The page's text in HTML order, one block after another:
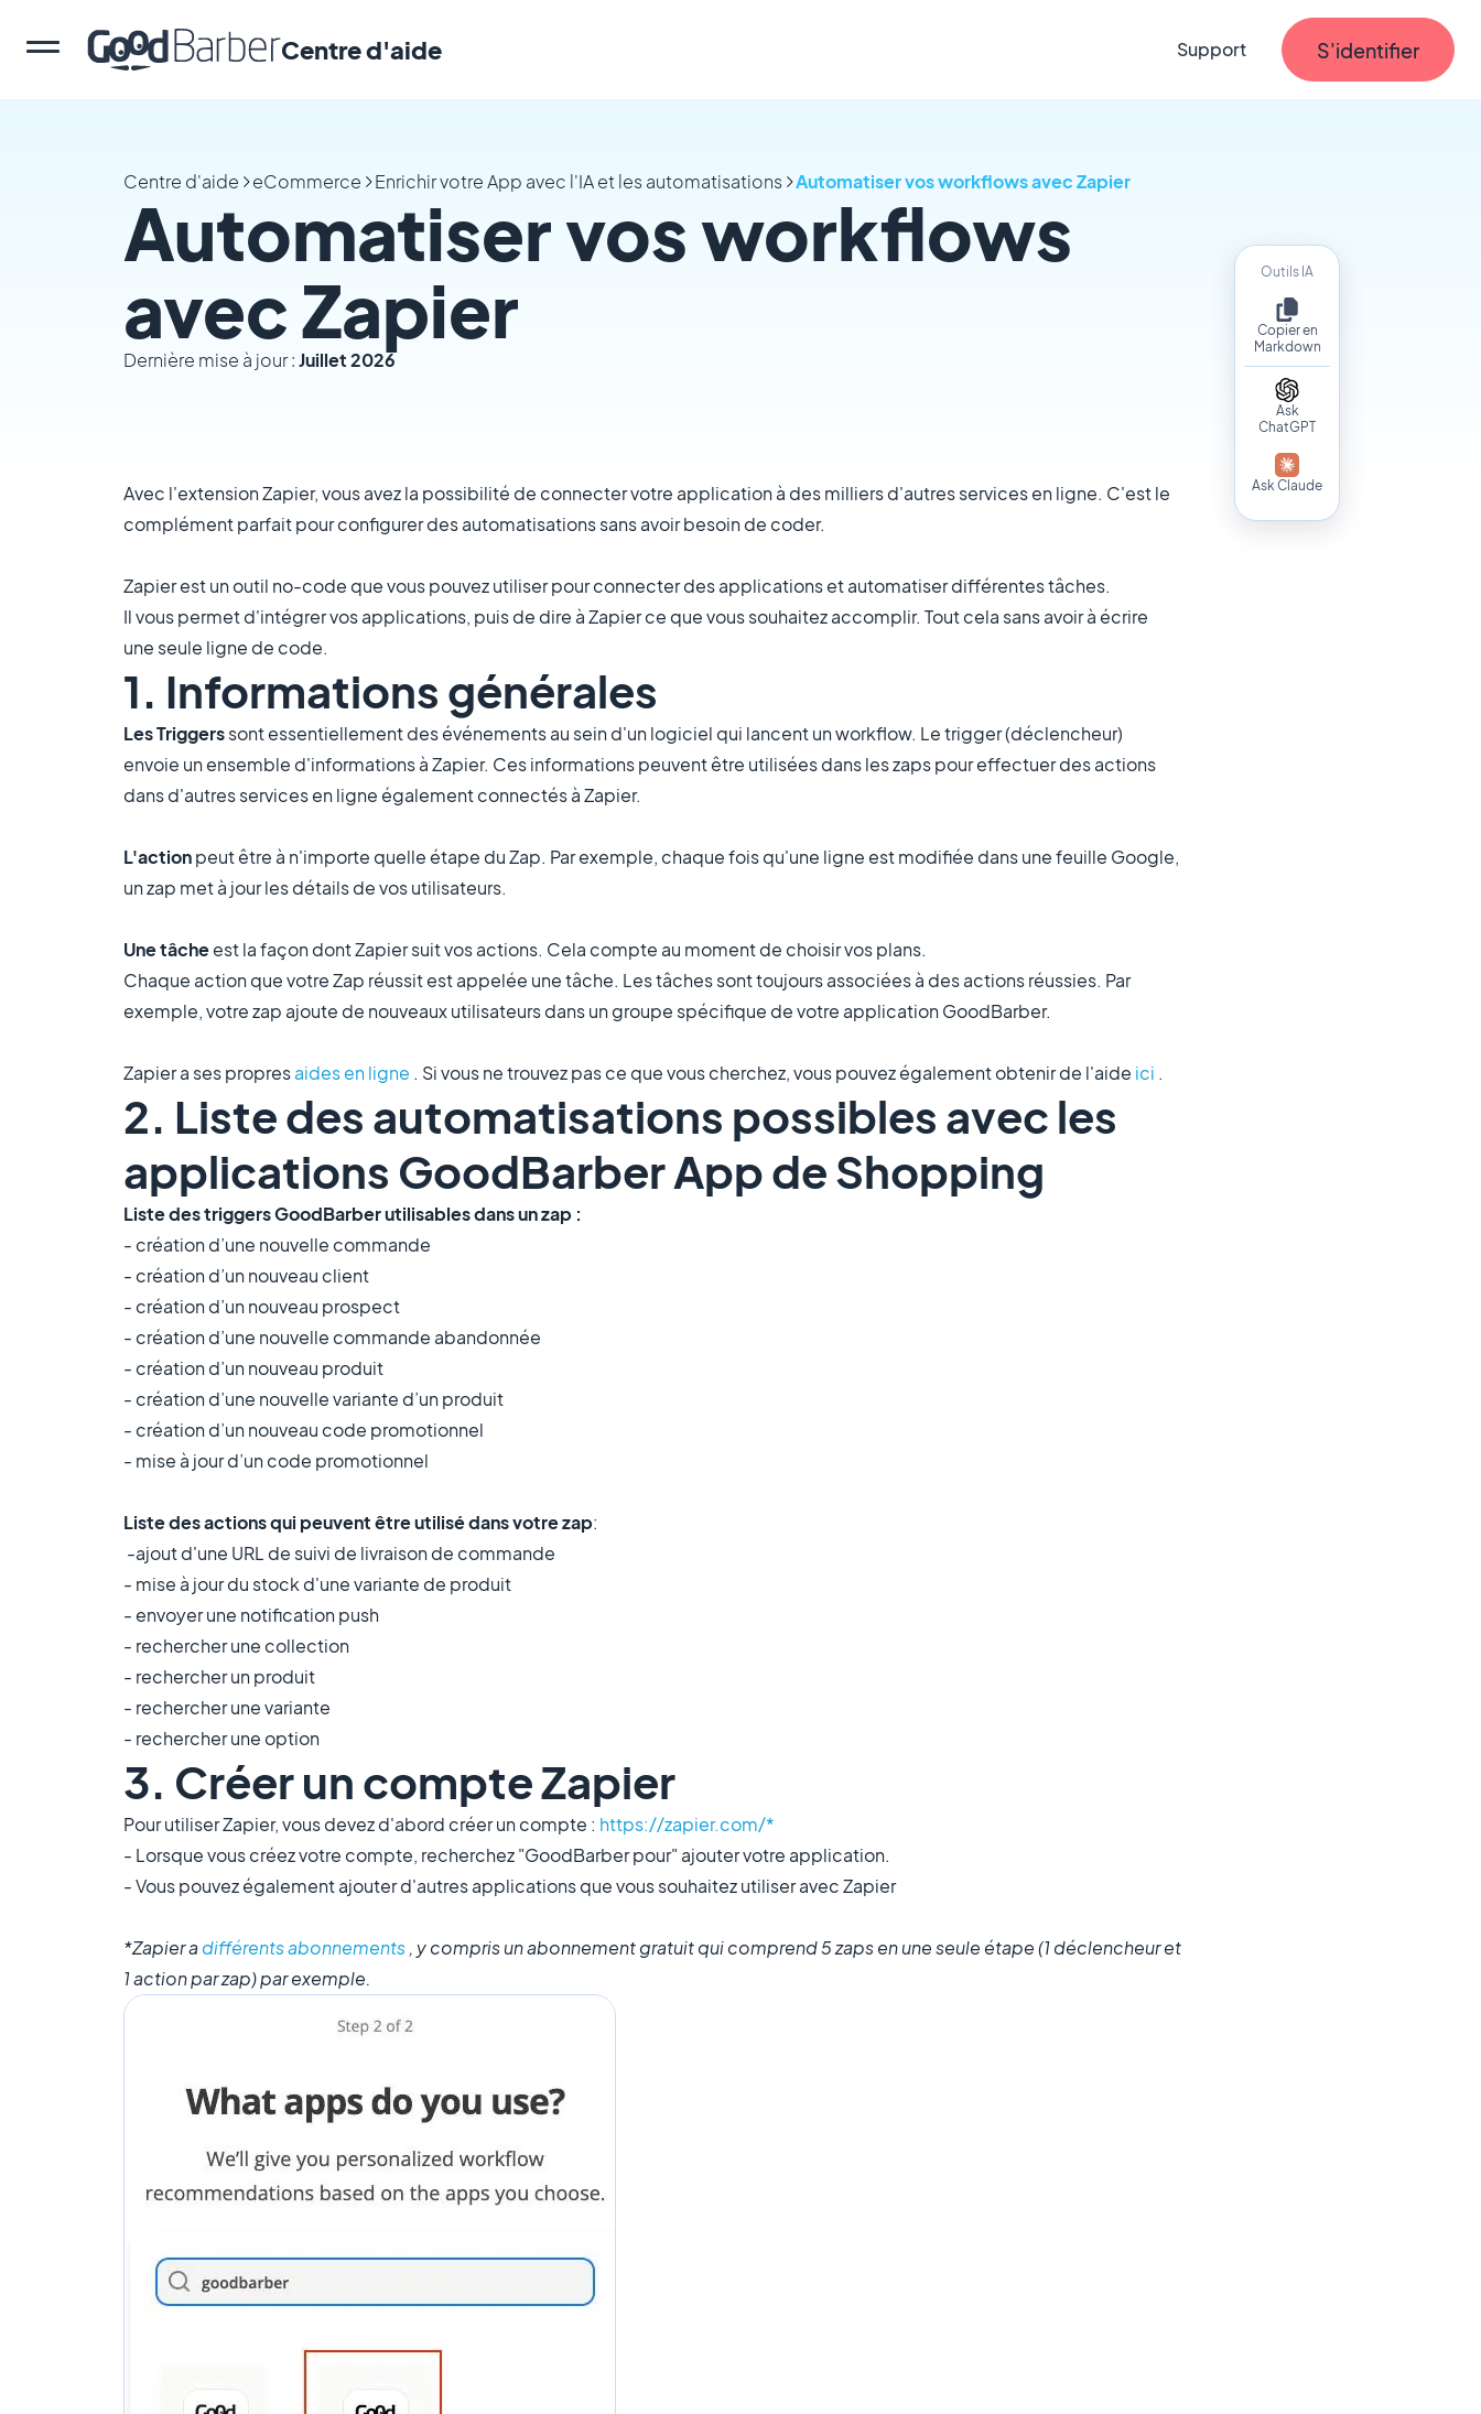
Centre d'aide Support S'identifier
Outils IA
Copier en
Markdown
Ask
ChatGPT
Ask Claude
Centre d'aide eCommerce Enrichir votre App avec l'IA et les automatisations Automatiser vos workflows avec Zapier
Automatiser vos workflows
avec Zapier
Dernière mise à jour :Juillet 2026
Avec l'extension Zapier, vous avez la possibilité de connecter votre application à des milliers d'autres services en ligne. C'est le
complément parfait pour configurer des automatisations sans avoir besoin de coder.
Zapier est un outil no-code que vous pouvez utiliser pour connecter des applications et automatiser différentes tâches.
Il vous permet d'intégrer vos applications, puis de dire à Zapier ce que vous souhaitez accomplir. Tout cela sans avoir à écrire
une seule ligne de code.
1. Informations générales
Les Triggerssont essentiellement des événements au sein d'un logiciel qui lancent un workflow. Le trigger (déclencheur)
envoie un ensemble d'informations à Zapier. Ces informations peuvent être utilisées dans les zaps pour effectuer des actions
dans d'autres services en ligne également connectés à Zapier.
L'actionpeut être à n'importe quelle étape du Zap. Par exemple, chaque fois qu'une ligne est modifiée dans une feuille Google,
un zap met à jour les détails de vos utilisateurs.
Une tâcheest la façon dont Zapier suit vos actions. Cela compte au moment de choisir vos plans.
Chaque action que votre Zap réussit est appelée une tâche. Les tâches sont toujours associées à des actions réussies. Par
exemple, votre zap ajoute de nouveaux utilisateurs dans un groupe spécifique de votre application GoodBarber.
Zapier a ses propresaides en ligne . Si vous ne trouvez pas ce que vous cherchez, vous pouvez également obtenir de l'aide ici .
2. Liste des automatisations possibles avec les
applications GoodBarber App de Shopping
Liste des triggers GoodBarber utilisables dans un zap :
- création d’une nouvelle commande
- création d’un nouveau client
- création d’un nouveau prospect
- création d’une nouvelle commande abandonnée
- création d’un nouveau produit
- création d’une nouvelle variante d’un produit
- création d’un nouveau code promotionnel
- mise à jour d’un code promotionnel
Liste des actions qui peuvent être utilisé dans votre zap:
-ajout d'une URL de suivi de livraison de commande
- mise à jour du stock d'une variante de produit
- envoyer une notification push
- rechercher une collection
- rechercher un produit
- rechercher une variante
- rechercher une option
3. Créer un compte Zapier
Pour utiliser Zapier, vous devez d'abord créer un compte : https://zapier.com/*
- Lorsque vous créez votre compte, recherchez "GoodBarber pour" ajouter votre application.
- Vous pouvez également ajouter d'autres applications que vous souhaitez utiliser avec Zapier
*Zapier adifférents abonnements, y compris un abonnement gratuit qui comprend 5 zaps en une seule étape (1 déclencheur et
1 action par zap) par exemple.